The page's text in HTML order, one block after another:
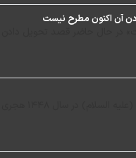
آن اکنون مطرح نیست